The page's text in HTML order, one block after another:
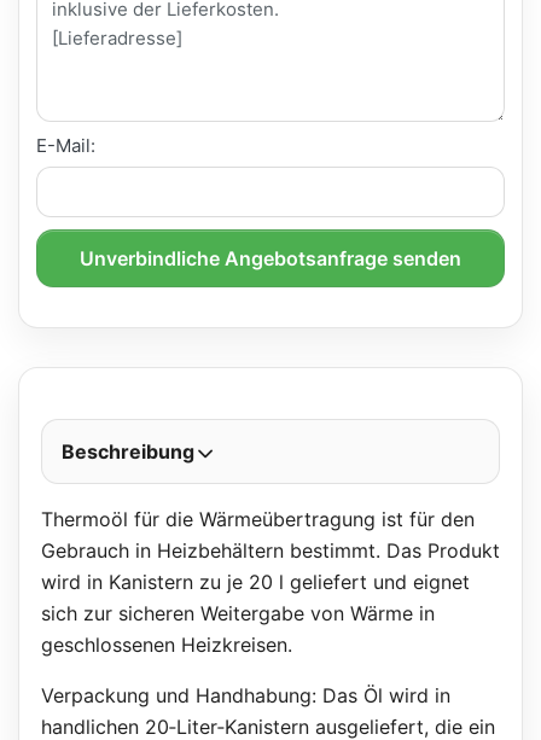
E-Mail:
Unverbindliche Angebotsanfrage senden
Beschreibung
Thermoöl für die Wärmeübertragung ist für den
Gebrauch in Heizbehältern bestimmt. Das Produkt
wird in Kanistern zu je 20 l geliefert und eignet
sich zur sicheren Weitergabe von Wärme in
geschlossenen Heizkreisen.
Verpackung und Handhabung: Das Öl wird in
handlichen 20‑Liter‑Kanistern ausgeliefert, die ein